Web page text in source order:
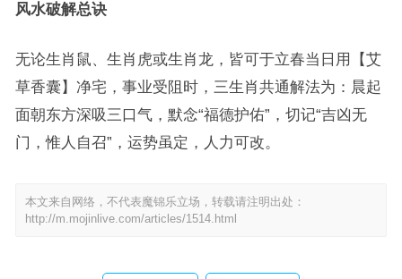
风水破解总诀
无论生肖鼠、生肖虎或生肖龙，皆可于立春当日用【艾
草香囊】净宅，事业受阻时，三生肖共通解法为：晨起
面朝东方深吸三口气，默念“福德护佑”，切记“吉凶无
门，惟人自召”，运势虽定，人力可改。
本文来自网络，不代表魔锦乐立场，转载请注明出处：
http://m.mojinlive.com/articles/1514.html